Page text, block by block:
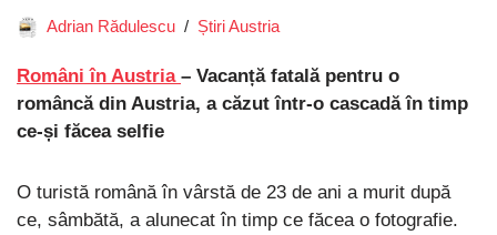
Adrian Rădulescu Știri Austria
Români în Austria – Vacanță fatală pentru o
româncă din Austria, a căzut într-o cascadă în timp
ce-și făcea selfie
O turistă română în vârstă de 23 de ani a murit după
ce, sâmbătă, a alunecat în timp ce făcea o fotografie.